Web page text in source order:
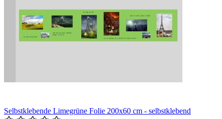
Selbstklebende Limegrüne Folie 200x60 cm - selbstklebend